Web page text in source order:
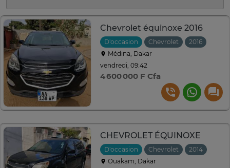
Chevrolet équinoxe 2016
D'occasion Chevrolet 2016
Médina, Dakar
vendredi, 09:42
4 600 000 F Cfa
CHEVROLET ÉQUINOXE
D'occasion Chevrolet 2014
Ouakam, Dakar